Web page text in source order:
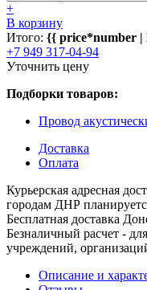
+
В корзину
Итого: {{ price*number |
+7 949 317-04-94
Уточнить цену
Подборки товаров:
Провод
Доставка
Оплата
Курьерская адресная
городам ДНР
Бесплатная доставка
Безналичный расчет -
учреждений,
Описание и